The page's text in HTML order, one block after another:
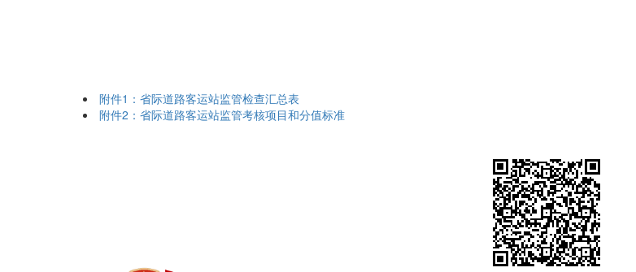
附件1：省际道路客运站监管检查汇总表
附件2：省际道路客运站监管考核项目和分值标准